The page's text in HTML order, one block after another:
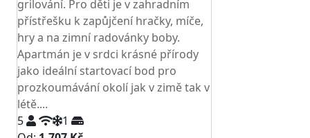
grilování. Pro děti je v zahradním
přístřešku k zapůjčení hračky, míče,
hry a na zimní radovánky boby.
Apartmán je v srdci krásné přírody
jako ideální startovací bod pro
prozkoumávání okolí jak v zimě tak v
létě....
5
1